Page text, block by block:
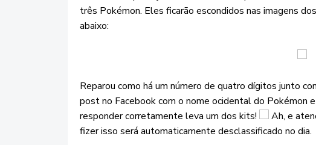
três Pokémon. Eles ficarão escondidos nas imagens
abaixo:
Reparou como há um número de quatro dígitos junto
post no Facebook com o nome ocidental do Pokémon
responder corretamente leva um dos kits!
Ah, e
fizer isso será automaticamente desclassificado no dia.